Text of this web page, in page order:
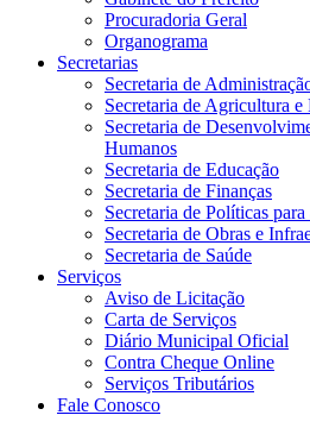
Procuradoria Geral
Organograma
Secretarias
Secretaria de
Secretaria de Agricultura
Secretaria de
Humanos
Secretaria de Educação
Secretaria de Finanças
Secretaria de Políticas
Secretaria de Obras e
Secretaria de Saúde
Serviços
Aviso de Licitação
Carta de Serviços
Diário Municipal Oficial
Contra Cheque Online
Serviços Tributários
Fale Conosco